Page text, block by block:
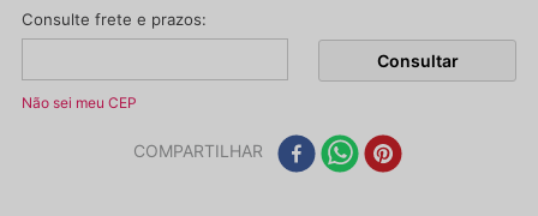
Não sei meu CEP
COMPARTILHAR